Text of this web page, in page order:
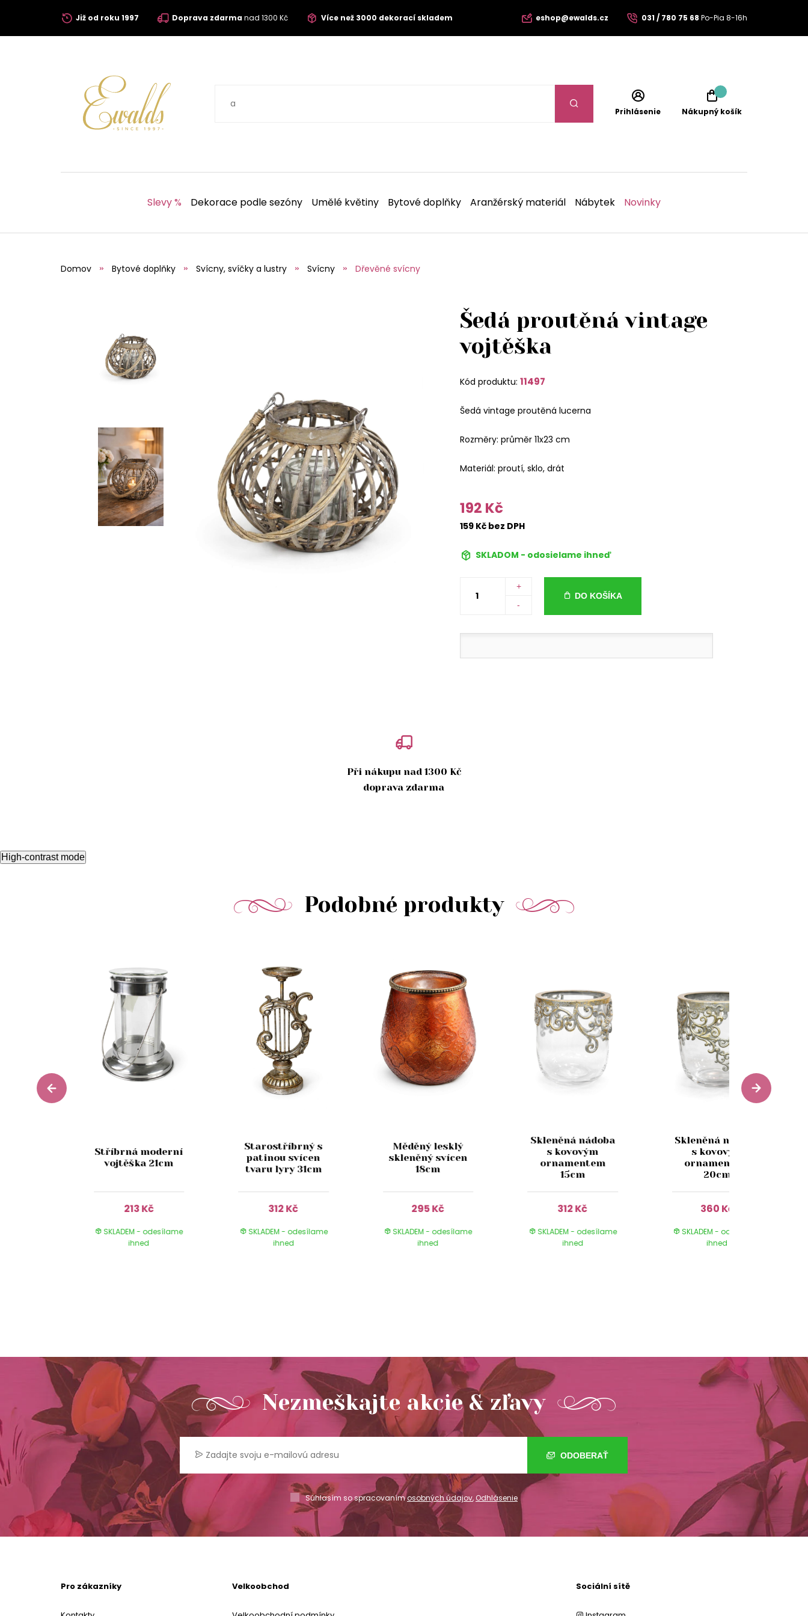
Již od roku 1997 Doprava zdarmanad 1300 Kč Více než 3000 dekorací skladem eshop@ewalds.cz 031 / 780 75 68 Po-Pia 8-16h
Prihlásenie Nákupný košík
Slevy % Dekorace podle sezóny Umělé květiny Bytové doplňky Aranžérský materiál Nábytek Novinky
Domov Bytové doplňky Svícny, svíčky a lustry Svícny Dřevěné svícny
Šedá proutěná vintage
vojtěška
Kód produktu: 11497
Šedá vintage proutěná lucerna
Rozměry: průměr 11x23 cm
Materiál: proutí, sklo, drát
192 Kč
159 Kč bez DPH
SKLADOM - odosielame ihneď
+
-
DO KOŠÍKA
Při nákupu nad 1300 Kč
doprava zdarma
High-contrast mode
Podobné produkty
Stříbrná moderní
vojtěška 21cm
213 Kč
SKLADEM - odesílame
ihned
Starostříbrný s
patinou svícen
tvaru lyry 31cm
312 Kč
SKLADEM - odesílame
ihned
Měděný lesklý
skleněný svícen
18cm
295 Kč
SKLADEM - odesílame
ihned
Skleněná nádoba
s kovovým
ornamentem
15cm
312 Kč
SKLADEM - odesílame
ihned
Skleněná nádoba
s kovovým
ornamentem
20cm
360 Kč
SKLADEM - odesílame
ihned
Nezmeškajte akcie & zľavy
ODOBERAŤ
Súhlasím so spracovanímosobných údajov,Odhlásenie
Pro zákazníky Velkoobchod Sociální sítě